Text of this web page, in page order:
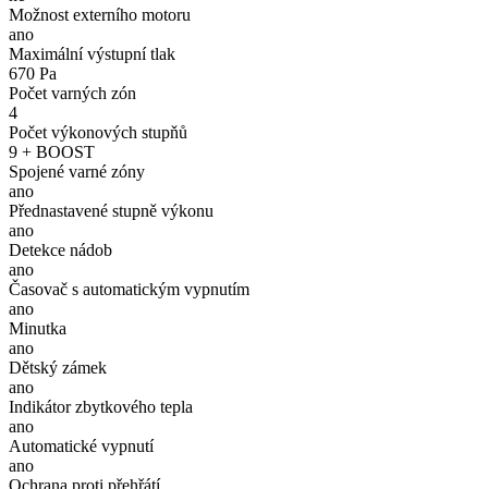
Možnost externího motoru
ano
Maximální výstupní tlak
670 Pa
Počet varných zón
4
Počet výkonových stupňů
9 + BOOST
Spojené varné zóny
ano
Přednastavené stupně výkonu
ano
Detekce nádob
ano
Časovač s automatickým vypnutím
ano
Minutka
ano
Dětský zámek
ano
Indikátor zbytkového tepla
ano
Automatické vypnutí
ano
Ochrana proti přehřátí